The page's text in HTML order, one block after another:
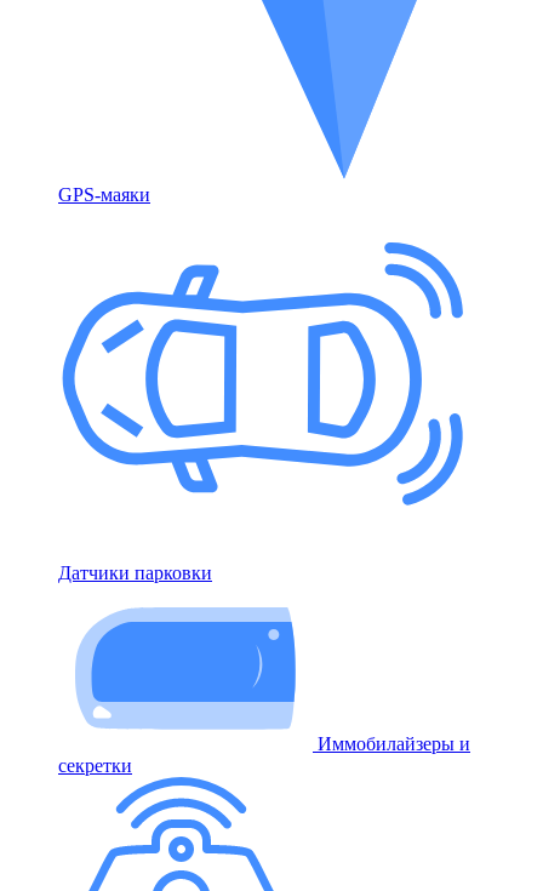
GPS-маяки
Датчики парковки
Иммобилайзеры и
секретки